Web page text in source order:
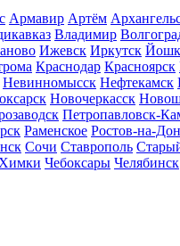
Армавир Артём
Владимир
Ижевск Иркутск
Краснодар Красноярск
Невинномысск Нефтекамск
Новочеркасск
Петропавловск-
Раменское Ростов-на-
Сочи Ставрополь
Химки Чебоксары Челябинск